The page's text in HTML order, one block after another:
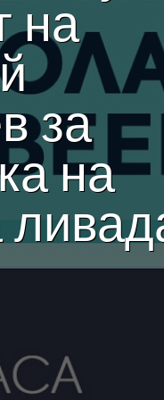
на
за
на